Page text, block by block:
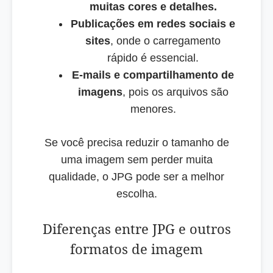
muitas cores e detalhes.
Publicações em redes sociais e
sites, onde o carregamento
rápido é essencial.
E-mails e compartilhamento de
imagens, pois os arquivos são
menores.
Se você precisa reduzir o tamanho de
uma imagem sem perder muita
qualidade, o JPG pode ser a melhor
escolha.
Diferenças entre JPG e outros
formatos de imagem